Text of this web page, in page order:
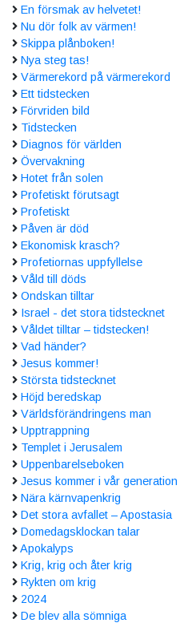
En försmak av helvetet!
Nu dör folk av värmen!
Skippa plånboken!
Nya steg tas!
Värmerekord på värmerekord
Ett tidstecken
Förvriden bild
Tidstecken
Diagnos för världen
Övervakning
Hotet från solen
Profetiskt förutsagt
Profetiskt
Påven är död
Ekonomisk krasch?
Profetiornas uppfyllelse
Våld till döds
Ondskan tilltar
Israel - det stora tidstecknet
Våldet tilltar – tidstecken!
Vad händer?
Jesus kommer!
Största tidstecknet
Höjd beredskap
Världsförändringens man
Upptrappning
Templet i Jerusalem
Uppenbarelseboken
Jesus kommer i vår generation
Nära kärnvapenkrig
Det stora avfallet – Apostasia
Domedagsklockan talar
Apokalyps
Krig, krig och åter krig
Rykten om krig
2024
De blev alla sömniga